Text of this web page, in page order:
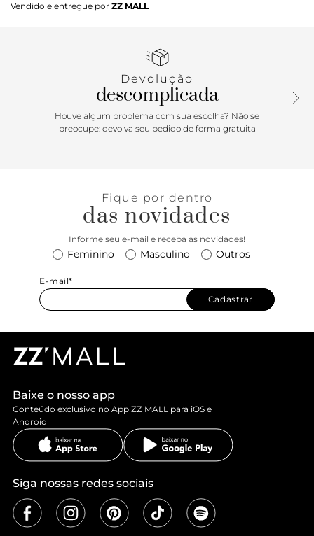
formato estruturado e amplo, com base mais estreita. Traz
alça de mão em madeira, com detalhe metálico na base,
presa por ganchos e correntes metálicas na base. Possui
horizontal e fivela. Conta com fecho superior em zíper.
Vendido e entregue por ZZ MALL
Devolução
descomplicada
Houve algum problema com sua escolha? Não se
preocupe: devolva seu pedido de forma gratuita
Fique por dentro
das novidades
Informe seu e-mail e receba as novidades!
Feminino Masculino Outros
E-mail*
Cadastrar
Baixe o nosso app
Conteúdo exclusivo no App ZZ MALL para iOS e
Android
Siga nossas redes sociais